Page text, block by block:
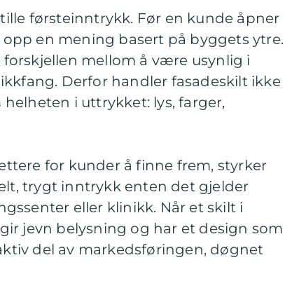
førsteinntrykk. Før en kunde åpner
en mening basert på byggets ytre.
mellom å være usynlig i
Derfor handler fasadeskilt ikke
i uttrykket: lys, farger,
for kunder å finne frem, styrker
trygt inntrykk enten det gjelder
eller klinikk. Når et skilt i
jevn belysning og har et design som
del av markedsføringen, døgnet